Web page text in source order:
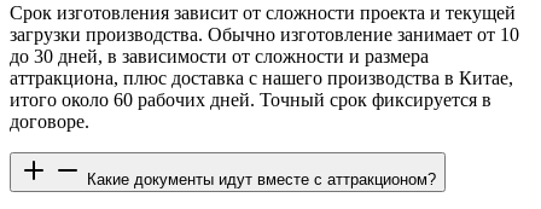
Срок изготовления зависит от сложности проекта и текущей
загрузки производства. Обычно изготовление занимает от 10
до 30 дней, в зависимости от сложности и размера
аттракциона, плюс доставка с нашего производства в Китае,
итого около 60 рабочих дней. Точный срок фиксируется в
договоре.
Какие документы идут вместе с аттракционом?